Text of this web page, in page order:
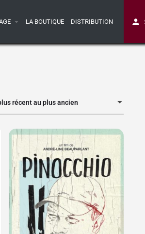
LA BOUTIQUE DISTRIBUTION
récent au plus ancien